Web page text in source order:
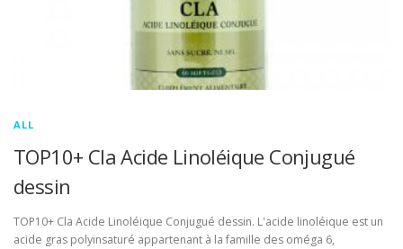
ALL
TOP10+ Cla Acide Linoléique Conjugué
dessin
TOP10+ Cla Acide Linoléique Conjugué dessin. L'acide linoléique est un
acide gras polyinsaturé appartenant à la famille des oméga 6,